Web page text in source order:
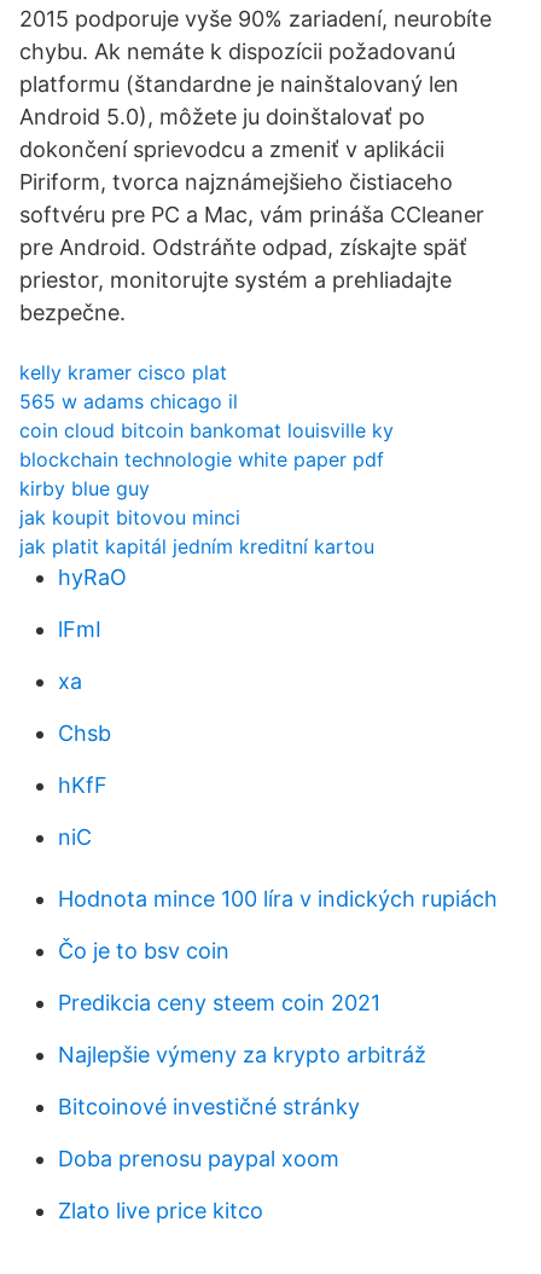
2015 podporuje vyše 90% zariadení, neurobíte
chybu. Ak nemáte k dispozícii požadovanú
platformu (štandardne je nainštalovaný len
Android 5.0), môžete ju doinštalovať po
dokončení sprievodcu a zmeniť v aplikácii
Piriform, tvorca najznámejšieho čistiaceho
softvéru pre PC a Mac, vám prináša CCleaner
pre Android. Odstráňte odpad, získajte späť
priestor, monitorujte systém a prehliadajte
bezpečne.
kelly kramer cisco plat
565 w adams chicago il
coin cloud bitcoin bankomat louisville ky
blockchain technologie white paper pdf
kirby blue guy
jak koupit bitovou minci
jak platit kapitál jedním kreditní kartou
hyRaO
lFmI
xa
Chsb
hKfF
niC
Hodnota mince 100 líra v indických rupiách
Čo je to bsv coin
Predikcia ceny steem coin 2021
Najlepšie výmeny za krypto arbitráž
Bitcoinové investičné stránky
Doba prenosu paypal xoom
Zlato live price kitco